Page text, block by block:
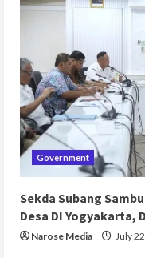
Government
Sekda Subang
Desa DI Yogyakarta,
Narose Media July